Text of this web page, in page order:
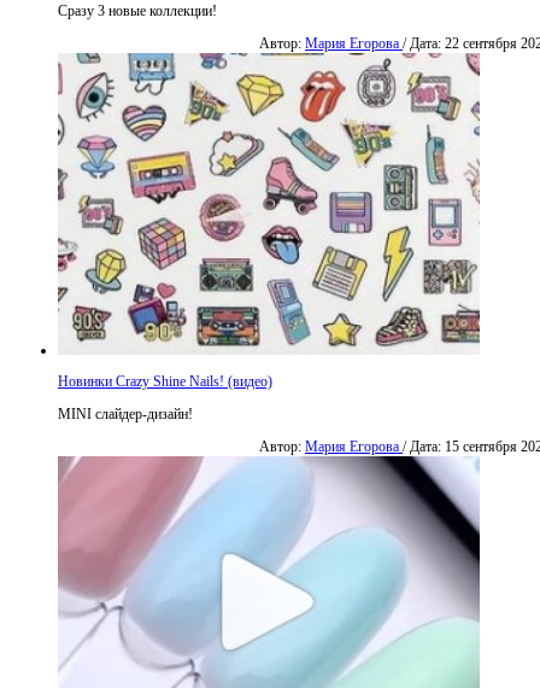
Сразу 3 новые коллекции!
Автор: Мария Егорова / Дата: 22 сентября
Новинки Crazy Shine Nails! (видео)
MINI слайдер-дизайн!
Автор: Мария Егорова / Дата: 15 сентября